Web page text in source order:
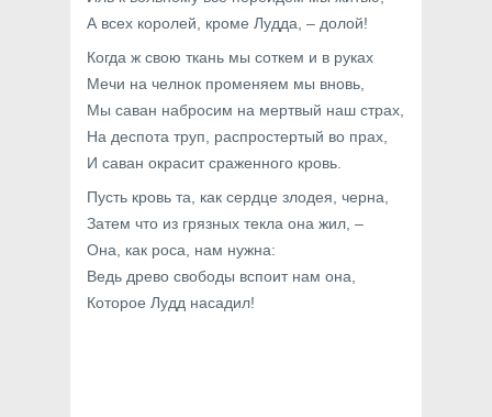
А всех королей, кроме Лудда, – долой!
Когда ж свою ткань мы соткем и в руках
Мечи на челнок променяем мы вновь,
Мы саван набросим на мертвый наш страх,
На деспота труп, распростертый во прах,
И саван окрасит сраженного кровь.
Пусть кровь та, как сердце злодея, черна,
Затем что из грязных текла она жил, –
Она, как роса, нам нужна:
Ведь древо свободы вспоит нам она,
Которое Лудд насадил!